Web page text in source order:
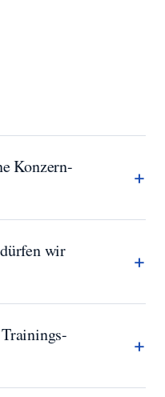
Konzern-
+
wir
+
+